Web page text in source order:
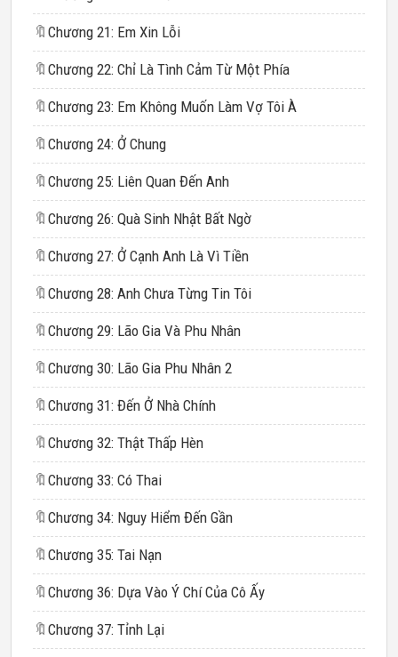
🔖 Chương 21: Em Xin Lỗi
🔖 Chương 22: Chỉ Là Tình Cảm Từ Một Phía
🔖 Chương 23: Em Không Muốn Làm Vợ Tôi À
🔖 Chương 24: Ở Chung
🔖 Chương 25: Liên Quan Đến Anh
🔖 Chương 26: Quà Sinh Nhật Bất Ngờ
🔖 Chương 27: Ở Cạnh Anh Là Vì Tiền
🔖 Chương 28: Anh Chưa Từng Tin Tôi
🔖 Chương 29: Lão Gia Và Phu Nhân
🔖 Chương 30: Lão Gia Phu Nhân 2
🔖 Chương 31: Đến Ở Nhà Chính
🔖 Chương 32: Thật Thấp Hèn
🔖 Chương 33: Có Thai
🔖 Chương 34: Nguy Hiểm Đến Gần
🔖 Chương 35: Tai Nạn
🔖 Chương 36: Dựa Vào Ý Chí Của Cô Ấy
🔖 Chương 37: Tỉnh Lại